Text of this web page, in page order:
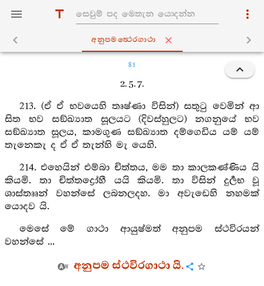
අනුපමත්‍ථෙරගාථා
81
2. 5. 7.
213. (ඒ ඒ භවයෙහි තෘෂ්ණා විසින්) සතුටු වෙමින් ආ
සිත භව සඞ්ඛ්‍යාත සූලයට (දිවස්හුලට) නගනුයේ භව
සඞ්ඛ්‍යාත සූලය, කාමගුණ සඞ්ඛ්‍යාත දම්ගෙඩිය යම් යම්
තැනෙකැ ද ඒ ඒ තැන්හි මැ යෙහි.
214. එහෙයින් එම්බා චිත්තය, මම තා කාලකණ්ණිය යි
කියමි. තා චිත්තද්‍රෝහී යයි කියමි. තා විසින් දුර්‍ලභ වූ
ශාස්තෲන් වහන්සේ ලබනලදහ. මා අවැඩෙහි නහමක්
යොදව යි.
මෙසේ මේ ගාථා ආයුෂ්මත් අනුපම ස්ථවිරයන්
වහන්සේ ...
අනුපම ස්ථවිරගාථා යි.